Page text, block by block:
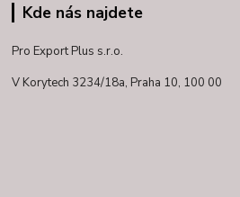
Kde nás najdete
Pro Export Plus s.r.o.
V Korytech 3234/18a, Praha 10, 100 00